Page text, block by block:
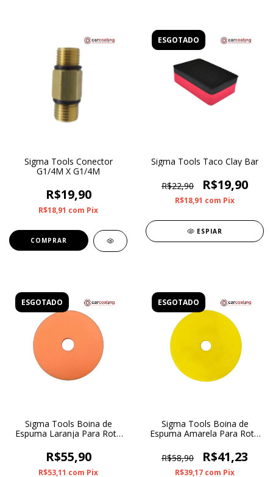
Sigma Tools Conector
G1/4M X G1/4M
R$19,90
R$18,91 com Pix
ESGOTADO
Sigma Tools Taco Clay Bar
R$22,90 R$19,90
R$18,91 com Pix
ESPIAR
ESGOTADO
Sigma Tools Boina de
Espuma Laranja Para Roto
R$55,90
R$53,11 com Pix
ESGOTADO
Sigma Tools Boina de
Espuma Amarela Para Roto
R$58,90
R$41,23
R$39,17 com Pix